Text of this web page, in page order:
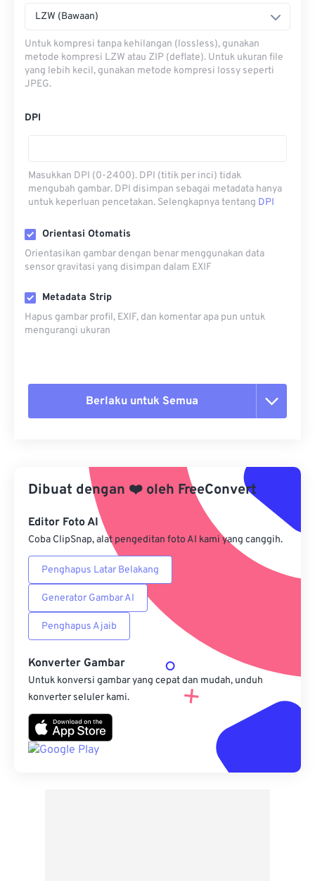
LZW (Bawaan)
Untuk kompresi tanpa kehilangan (lossless), gunakan
metode kompresi LZW atau ZIP (deflate). Untuk ukuran file
yang lebih kecil, gunakan metode kompresi lossy seperti
JPEG.
DPI
Masukkan DPI (0-2400). DPI (titik per inci) tidak
mengubah gambar. DPI disimpan sebagai metadata hanya
untuk keperluan pencetakan. Selengkapnya tentang DPI
Orientasi Otomatis
Orientasikan gambar dengan benar menggunakan data
sensor gravitasi yang disimpan dalam EXIF
Metadata Strip
Hapus gambar profil, EXIF, dan komentar apa pun untuk
mengurangi ukuran
Berlaku untuk Semua
Terapkan dari Preset
Simpan sebagai Preset
Dibuat dengan ❤️ oleh FreeConvert
Editor Foto AI
Coba ClipSnap, alat pengeditan foto AI kami yang canggih.
Penghapus Latar Belakang
Generator Gambar AI
Penghapus Ajaib
Konverter Gambar
Untuk konversi gambar yang cepat dan mudah, unduh
konverter seluler kami.